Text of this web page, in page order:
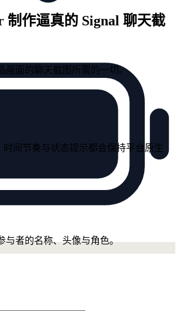
制作逼真的 Signal 聊天截
画面的聊天截图所需的一切。
时间节奏与状态提示都会保持平台原生
与者的名称、头像与角色。